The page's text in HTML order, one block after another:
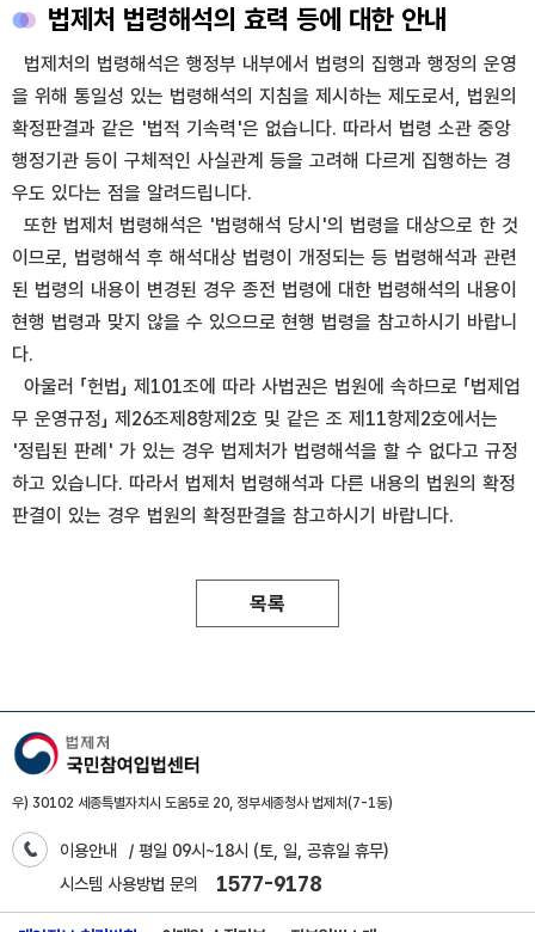
법제처 법령해석의 효력 등에 대한 안내
법제처의 법령해석은 행정부 내부에서 법령의 집행과 행정의 운영
을 위해 통일성 있는 법령해석의 지침을 제시하는 제도로서, 법원의
확정판결과 같은 '법적 기속력'은 없습니다. 따라서 법령 소관 중앙
행정기관 등이 구체적인 사실관계 등을 고려해 다르게 집행하는 경
우도 있다는 점을 알려드립니다.
또한 법제처 법령해석은 '법령해석 당시'의 법령을 대상으로 한 것
이므로, 법령해석 후 해석대상 법령이 개정되는 등 법령해석과 관련
된 법령의 내용이 변경된 경우 종전 법령에 대한 법령해석의 내용이
현행 법령과 맞지 않을 수 있으므로 현행 법령을 참고하시기 바랍니
다.
아울러 「헌법」 제101조에 따라 사법권은 법원에 속하므로 「법제업
무 운영규정」 제26조제8항제2호 및 같은 조 제11항제2호에서는
'정립된 판례' 가 있는 경우 법제처가 법령해석을 할 수 없다고 규정
하고 있습니다. 따라서 법제처 법령해석과 다른 내용의 법원의 확정
판결이 있는 경우 법원의 확정판결을 참고하시기 바랍니다.
목록
우) 30102 세종특별자치시 도움5로 20, 정부세종청사 법제처(7-1동)
이용안내
/ 평일 09시~18시 (토, 일, 공휴일 휴무)
시스템 사용방법 문의
1577-9178